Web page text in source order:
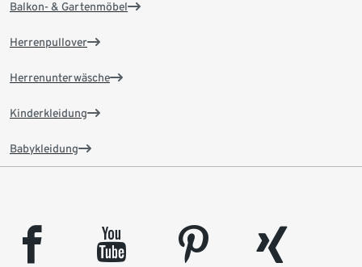
Balkon- & Gartenmöbel
Herrenpullover
Herrenunterwäsche
Kinderkleidung
Babykleidung
facebook youtube pinterest
xing